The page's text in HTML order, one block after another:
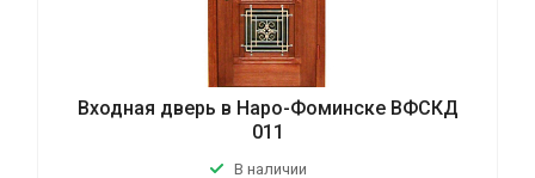
Входная дверь в Наро-Фоминске ВФСКД
011
В наличии